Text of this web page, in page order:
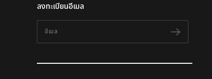
ลงทะเบียนอีเมล
อีเมล
ติดตาม